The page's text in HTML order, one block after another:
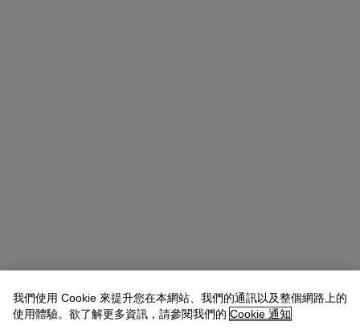
我們使用 Cookie 來提升您在本網站、我們的通訊以及整個網路上的
使用體驗。欲了解更多資訊，請參閱我們的 Cookie 通知